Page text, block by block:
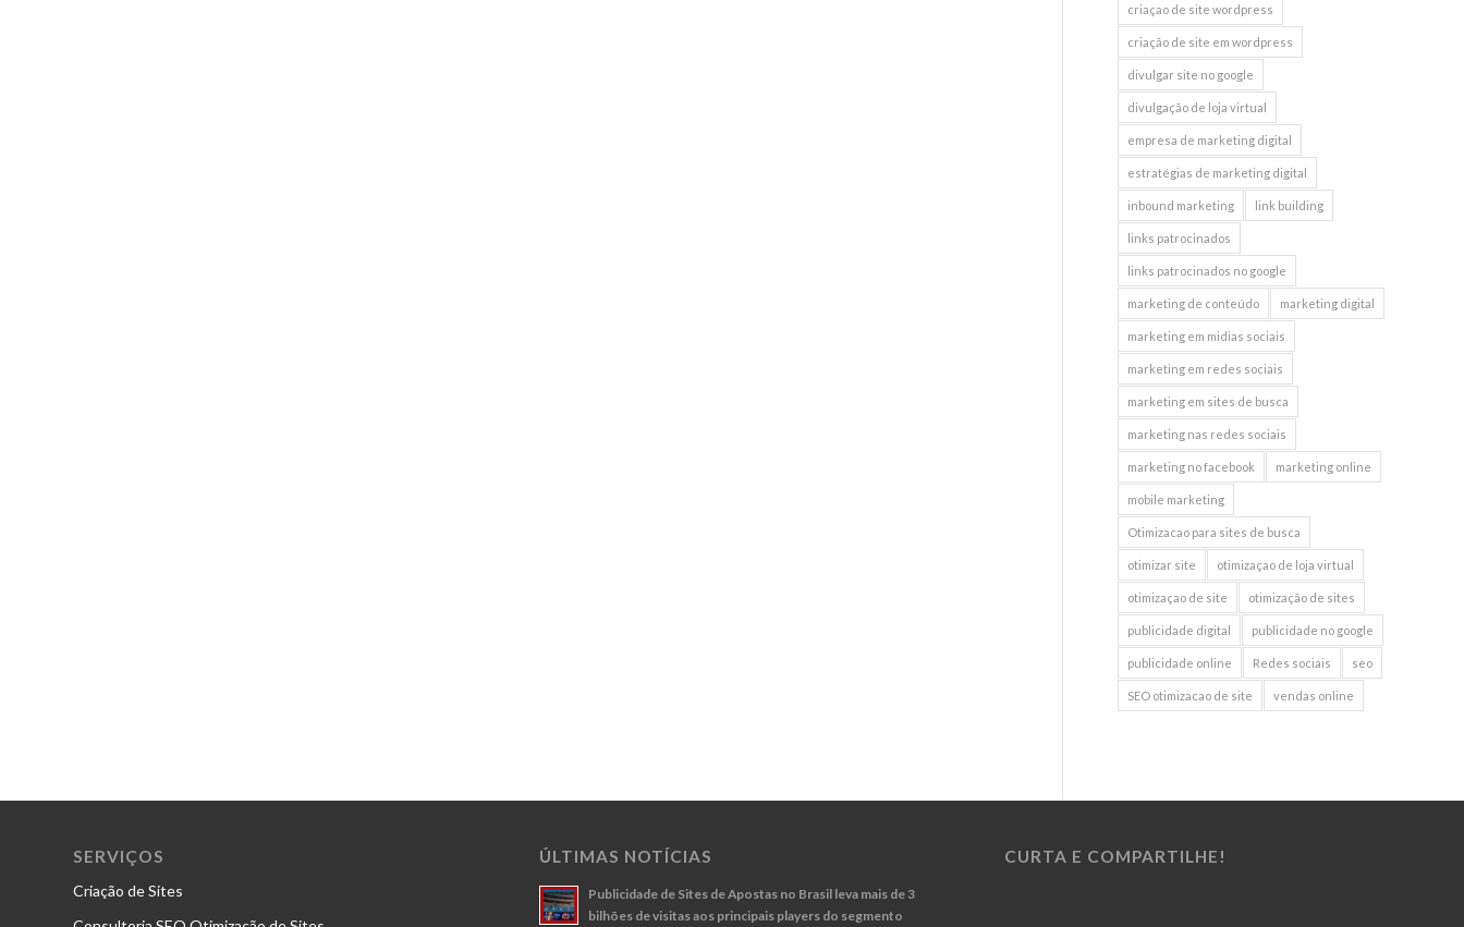
criaçao de site wordpress
criação de site em wordpress
divulgar site no google
divulgação de loja virtual
empresa de marketing digital
estratégias de marketing digital
inbound marketing link building
links patrocinados
links patrocinados no google
marketing de conteúdo marketing digital
marketing em midias sociais
marketing em redes sociais
marketing em sites de busca
marketing nas redes sociais
marketing no facebook marketing online
mobile marketing
Otimizacao para sites de busca
otimizar site otimizaçao de loja virtual
otimizaçao de site otimização de sites
publicidade digital publicidade no google
publicidade online Redes sociais seo
SEO otimizacao de site vendas online
SERVIÇOS
Criação de Sites
ÚLTIMAS NOTÍCIAS
Publicidade de Sites de Apostas no Brasil leva mais de 3
bilhões de visitas aos principais players do segmento
CURTA E COMPARTILHE!